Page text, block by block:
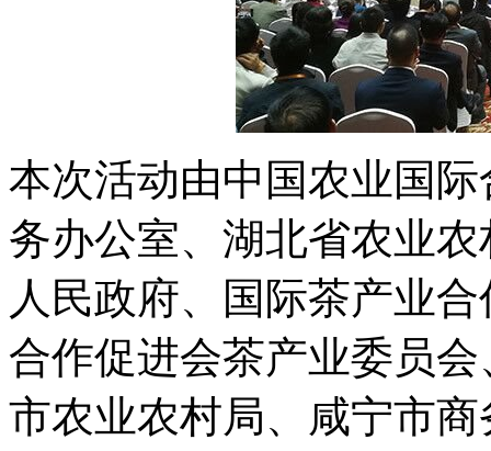
本次活动由中国农业国
务办公室、湖北省农业
人民政府、国际茶产业
合作促进会茶产业委员
市农业农村局、咸宁市